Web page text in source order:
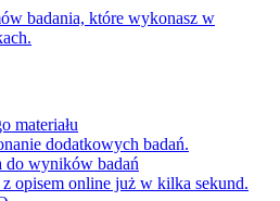
badania, które wykonasz w
materiału
dodatkowych badań.
do wyników badań
opisem online już w kilka sekund.